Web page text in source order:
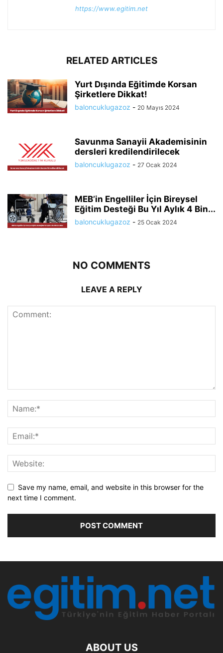
https://www.egitim.net
RELATED ARTICLES
Yurt Dışında Eğitimde Korsan
Şirketlere Dikkat!
baloncuklugazoz - 20 Mayıs 2024
Savunma Sanayii Akademisinin
dersleri kredilendirilecek
baloncuklugazoz - 27 Ocak 2024
MEB’in Engelliler İçin Bireysel
Eğitim Desteği Bu Yıl Aylık 4 Bin...
baloncuklugazoz - 25 Ocak 2024
NO COMMENTS
LEAVE A REPLY
Save my name, email, and website in this browser for the
next time I comment.
ABOUT US